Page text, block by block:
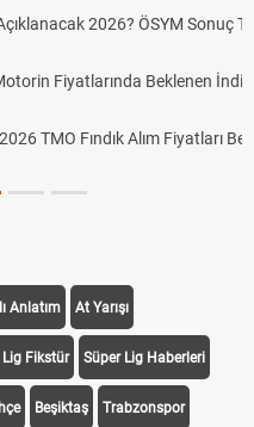
2026? ÖSYM Sonuç Tarihini
Beklenen İndirim
Fındık Alım Fiyatları Belli
Anlatım At Yarışı
Lig Fikstür Süper Lig Haberleri
Beşiktaş Trabzonspor